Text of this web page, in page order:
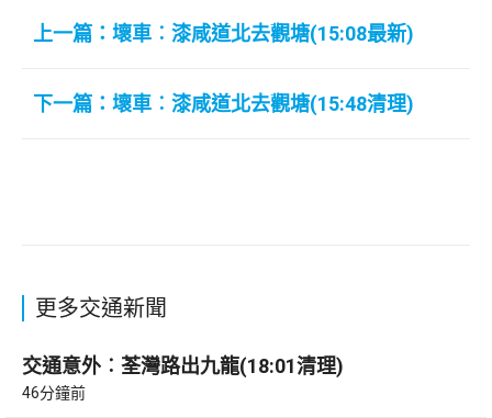
上一篇：壞車︰漆咸道北去觀塘(15:08最新)
下一篇：壞車︰漆咸道北去觀塘(15:48清理)
更多交通新聞
交通意外︰荃灣路出九龍(18:01清理)
46分鐘前